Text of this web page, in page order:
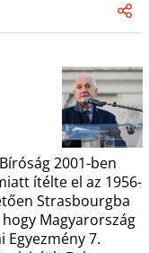
2001-ben
ítélte el az 1956-
Strasbourgba
Magyarország
Egyezmény 7.